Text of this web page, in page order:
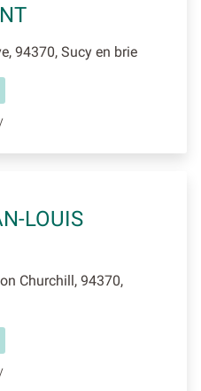
94370, Sucy en brie
LOUIS
Churchill, 94370,